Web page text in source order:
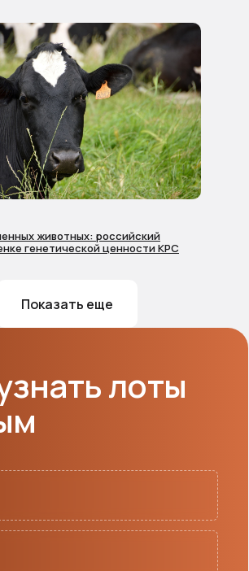
животных: российский
генетической ценности КРС
Показать еще
ответят
СО МНОЙ